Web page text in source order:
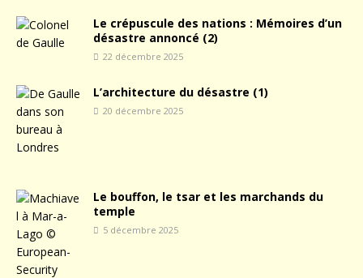
Le crépuscule des nations : Mémoires d’un
désastre annoncé (2)
22 décembre 2025
L’architecture du désastre (1)
20 décembre 2025
Le bouffon, le tsar et les marchands du
temple
5 décembre 2025